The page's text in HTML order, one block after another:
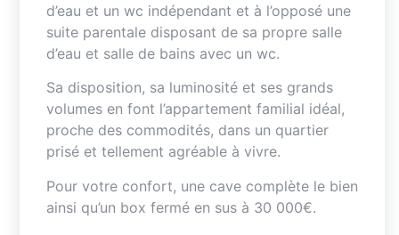
d’eau et un wc indépendant et à l’opposé une
suite parentale disposant de sa propre salle
d’eau et salle de bains avec un wc.
Sa disposition, sa luminosité et ses grands
volumes en font l’appartement familial idéal,
proche des commodités, dans un quartier
prisé et tellement agréable à vivre.
Pour votre confort, une cave complète le bien
ainsi qu’un box fermé en sus à 30 000€.